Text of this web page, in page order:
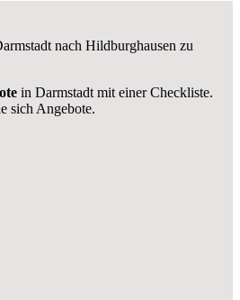
nach Hildburghausen zu
in Darmstadt mit einer Checkliste.
sich Angebote.